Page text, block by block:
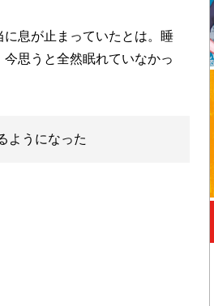
に息が止まっていたとは。睡
思うと全然眠れていなかっ
ようになった